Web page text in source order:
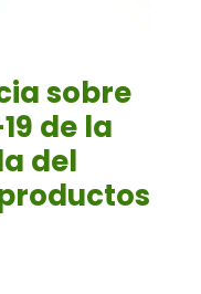
sobre
de la
del